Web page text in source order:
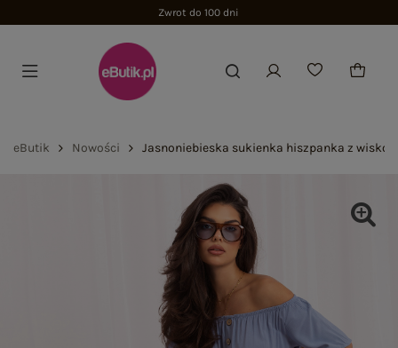
Zwrot do 100 dni
eButik Nowości Jasnoniebieska sukienka hiszpanka z wiskozy